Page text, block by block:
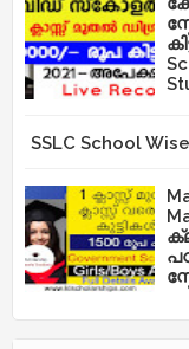
SSLC School